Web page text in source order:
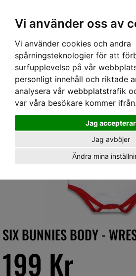
Vi använder oss av
Vi använder cookies och andra
spårningsteknologier för att
surfupplevelse på vår
personligt innehåll och riktade
analysera vår webbplatstrafik
var våra besökare kommer ifrån.
Jag accepterar
Jag avböjer
Ändra mina
Hem› BABY›BODYS › SIX BUNNIES BODY - WRESLER
SIX BUNNIES BODY -
199 Kr